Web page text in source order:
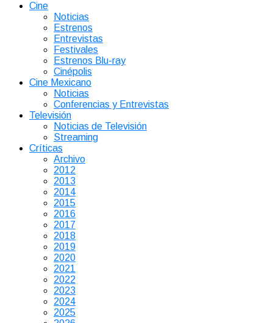
Cine
Noticias
Estrenos
Entrevistas
Festivales
Estrenos Blu-ray
Cinépolis
Cine Mexicano
Noticias
Conferencias y Entrevistas
Televisión
Noticias de Televisión
Streaming
Críticas
Archivo
2012
2013
2014
2015
2016
2017
2018
2019
2020
2021
2022
2023
2024
2025